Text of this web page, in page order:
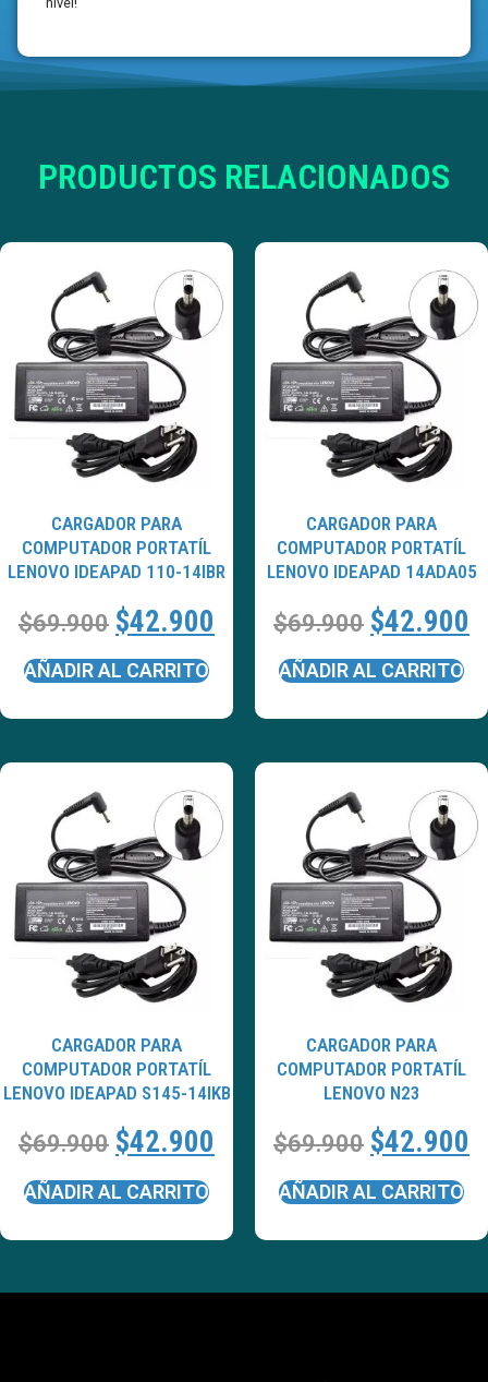
PRODUCTOS RELACIONADOS
CARGADOR PARA
COMPUTADOR PORTATÍL
LENOVO IDEAPAD 110-14IBR
$69.900 $42.900
AÑADIR AL CARRITO
CARGADOR PARA
COMPUTADOR PORTATÍL
LENOVO IDEAPAD 14ADA05
$69.900 $42.900
AÑADIR AL CARRITO
CARGADOR PARA
COMPUTADOR PORTATÍL
LENOVO IDEAPAD S145-14IKB
$69.900 $42.900
AÑADIR AL CARRITO
CARGADOR PARA
COMPUTADOR PORTATÍL
LENOVO N23
$69.900 $42.900
AÑADIR AL CARRITO